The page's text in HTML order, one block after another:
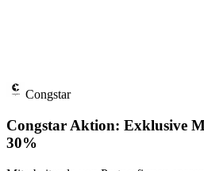
Congstar
Congstar Aktion: Exklusive
30%